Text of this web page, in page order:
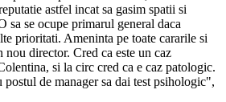
astfel incat sa gasim spatii si
sa se ocupe primarul general daca
prioritati. Ameninta pe toate cararile si
nou director. Cred ca este un caz
si la circ cred ca e caz patologic.
de manager sa dai test psihologic",